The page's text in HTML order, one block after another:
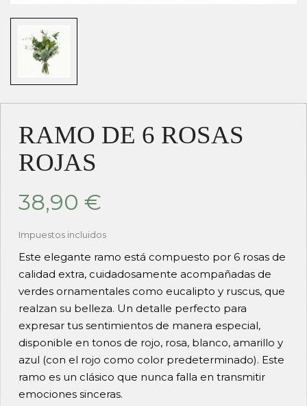
RAMO DE 6 ROSAS
ROJAS
38,90 €
Impuestos incluidos
Este elegante ramo está compuesto por 6 rosas de
calidad extra, cuidadosamente acompañadas de
verdes ornamentales como eucalipto y ruscus, que
realzan su belleza. Un detalle perfecto para
expresar tus sentimientos de manera especial,
disponible en tonos de rojo, rosa, blanco, amarillo y
azul (con el rojo como color predeterminado). Este
ramo es un clásico que nunca falla en transmitir
emociones sinceras.